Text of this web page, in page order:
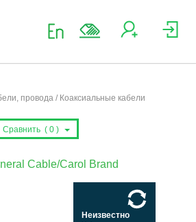
провода / Коаксиальные кабели
Сравнить ( 0 )
Cable/Carol Brand